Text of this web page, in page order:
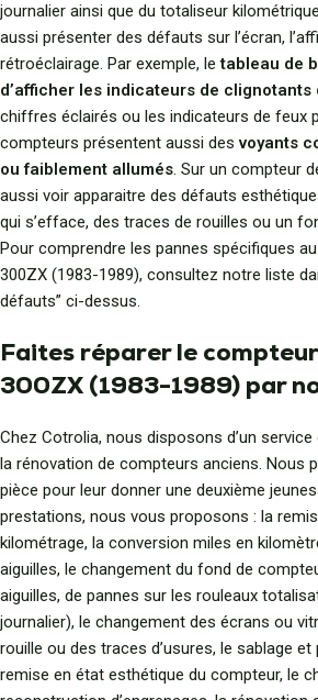
journalier ainsi que du totaliseur
aussi présenter des défauts sur l’écran,
rétroéclairage. Par exemple, letableau de
d’afficher les indicateurs de clignotants
chiffres éclairés ou les indicateurs de feux
compteurs présentent aussi desvoyants
ou faiblement allumés. Sur un compteur
aussi voir apparaitre des défauts
qui s’efface, des traces de rouilles ou un
Pour comprendre les pannes spécifiques
300ZX (1983-1989), consultez notre liste
défauts” ci-dessus.
Faites réparer le
300ZX (1983-1989) par
Chez Cotrolia, nous disposons d’un
la rénovation de compteurs anciens. Nous
pièce pour leur donner une deuxième
prestations, nous vous proposons : la
kilométrage, la conversion miles en
aiguilles, le changement du fond de
aiguilles, de pannes sur les rouleaux
journalier), le changement des écrans ou
rouille ou des traces d’usures, le sablage et
remise en état esthétique du compteur, le